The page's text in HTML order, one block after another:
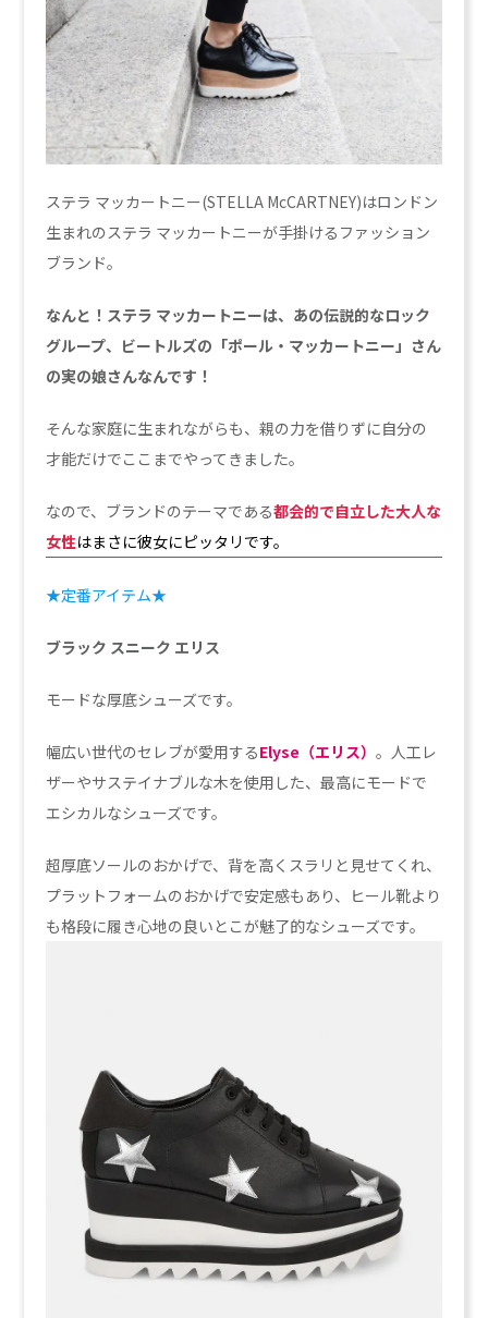
ステラ マッカートニー(STELLA McCARTNEY)はロンドン
生まれのステラ マッカートニーが手掛けるファッション
ブランド。
なんと！ステラ マッカートニーは、あの伝説的なロック
グループ、ビートルズの 「ポール・マッカートニー」さん
の実の娘さんなんです！
そんな家庭に生まれながらも、親の力を借りずに自分の
才能だけでここまでやってきました。
なので、ブランドのテーマである都会的で自立した大人な
女性はまさに彼女にピッタリです。
★定番アイテム★
ブラック スニーク エリス
モードな厚底シューズです。
幅広い世代のセレブが愛用するElyse（エリス）。人工レ
ザーやサステイナブルな木を使用した、最高にモードで
エシカルなシューズです。
超厚底ソールのおかげで、背を高くスラリと見せてくれ、
プラットフォームのおかげで安定感もあり、ヒール靴より
も格段に履き心地の良いとこが魅了的なシューズです。